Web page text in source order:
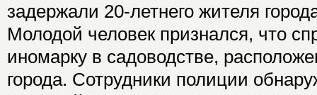
задержали 20-летнего жителя
Молодой человек признался, что
иномарку в садоводстве,
города. Сотрудники полиции